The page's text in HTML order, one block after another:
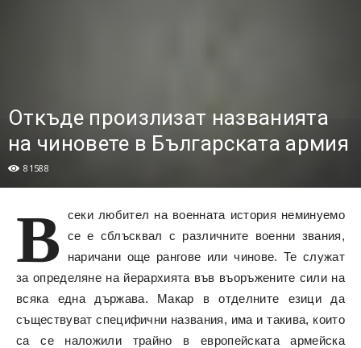
Откъде произлизат названията
на чиновете в Българската армия
81588
В
секи любител на военната история неминуемо
се е сблъсквал с различните военни звания,
наричани още рангове или чинове. Те служат
за определяне на йерархията във въоръжените сили на
всяка една държава. Макар в отделните езици да
съществуват специфични названия, има и такива, които
са се наложили трайно в европейската армейска